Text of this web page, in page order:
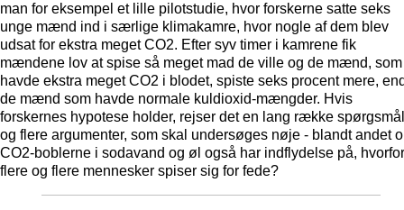
man for eksempel et lille pilotstudie, hvor forskerne satte seks
unge mænd ind i særlige klimakamre, hvor nogle af dem blev
udsat for ekstra meget CO2. Efter syv timer i kamrene fik
mændene lov at spise så meget mad de ville og de mænd, som
havde ekstra meget CO2 i blodet, spiste seks procent mere,
de mænd som havde normale kuldioxid-mængder. Hvis
forskernes hypotese holder, rejser det en lang række
og flere argumenter, som skal undersøges nøje - blandt andet
CO2-boblerne i sodavand og øl også har indflydelse på, hvorfor
flere og flere mennesker spiser sig for fede?